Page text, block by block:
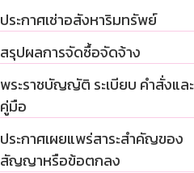
ประกาศเช่าอสังหาริมทรัพย์
สรุปผลการจัดซื้อจัดจ้าง
พระราชบัญญัติ ระเบียบ คำสั่งและ
คู่มือ
ประกาศเผยแพร่สาระสำคัญของ
สัญญาหรือข้อตกลง